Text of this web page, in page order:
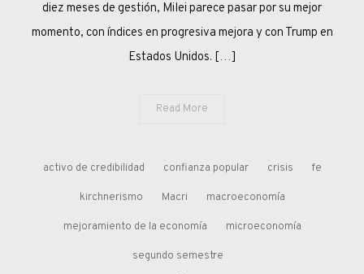
diez meses de gestión, Milei parece pasar por su mejor
momento, con índices en progresiva mejora y con Trump en
Estados Unidos. […]
Read More
activo de credibilidad confianza popular crisis fe
kirchnerismo Macri macroeconomía
mejoramiento de la economía microeconomía
segundo semestre